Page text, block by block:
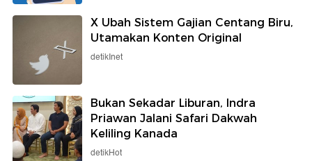
X Ubah Sistem Gajian Centang Biru,
Utamakan Konten Original
detikInet
Bukan Sekadar Liburan, Indra
Priawan Jalani Safari Dakwah
Keliling Kanada
detikHot